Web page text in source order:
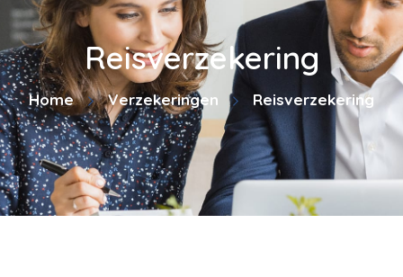
Reisverzekering
Home Verzekeringen Reisverzekering